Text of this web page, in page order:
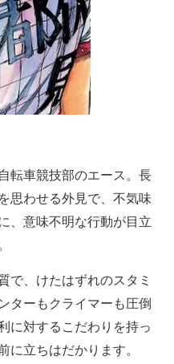
転車競技部のエース。長
思わせる外見で、不気味
、意味不明な行動が目立
で、けたはずれのスタミ
ターもクライマーも圧倒
に対するこだわりを持っ
に立ちはだかります。